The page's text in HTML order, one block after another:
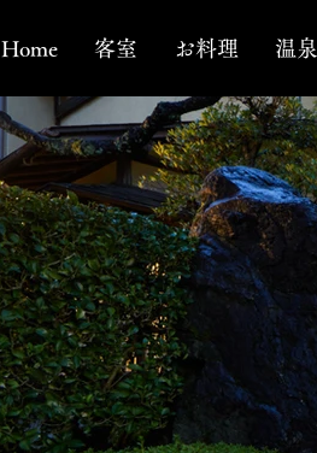
Home 客室 お料理 温泉